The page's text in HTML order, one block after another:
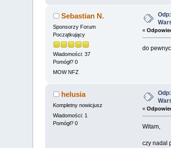
Sebastian N.
Sponsorzy Forum
Początkujący
Wiadomości: 37
Pomógł? 0
MOW NFZ
«
do
helusia
Kompletny nowicjusz
Wiadomości: 1
Pomógł? 0
«
Witam,
czy nadal